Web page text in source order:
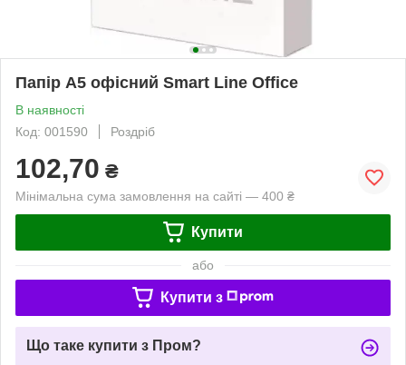
Папір А5 офісний Smart Line Office
В наявності
Код: 001590
Роздріб
102,70 ₴
Мінімальна сума замовлення на сайті — 400 ₴
Купити
або
Купити з
Що таке купити з Пром?